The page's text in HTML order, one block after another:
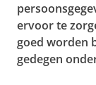
ervoor te
goed worden
gedegen